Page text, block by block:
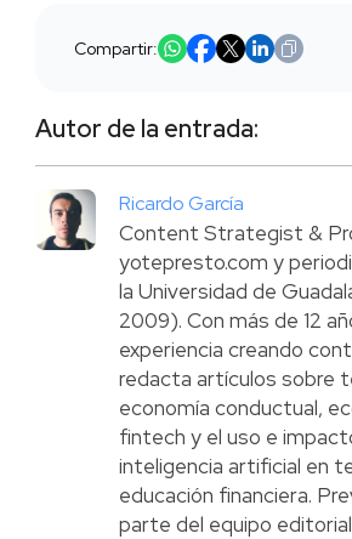
Compartir:
Autor de la entrada:
Ricardo García
Content Strategist &
yotepresto.com y
la Universidad de
2009). Con más de 12
experiencia creando
redacta artículos sobre
economía conductual,
fintech y el uso e
inteligencia artificial en
educación financiera.
parte del equipo